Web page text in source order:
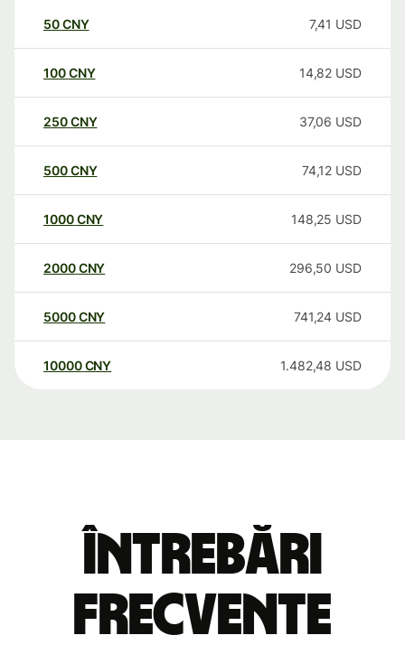
50CNY 7,41 USD
100CNY 14,82 USD
250CNY 37,06 USD
500CNY 74,12 USD
1000CNY 148,25 USD
2000CNY 296,50 USD
5000CNY 741,24 USD
10000 CNY 1.482,48 USD
Întrebări
frecvente